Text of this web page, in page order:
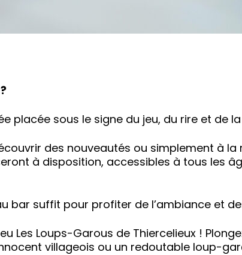
placée sous le signe du jeu, du rire et de
des nouveautés ou simplement à la
à disposition, accessibles à tous les
bar suffit pour profiter de l’ambiance et
Les Loups-Garous de Thiercelieux !
villageois ou un redoutable loup-